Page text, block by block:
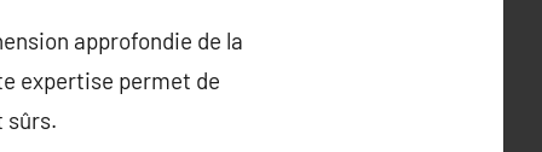
approfondie de la
expertise permet de
sûrs.